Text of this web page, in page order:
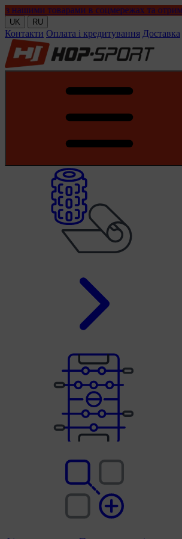
в соцмережах та отримуйте кешбек!
UK RU
Контакти Оплата і кредитування Доставка